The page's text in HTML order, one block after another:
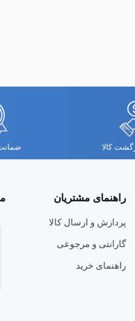
کالا
راهنمای مشتریان
پردازش و ارسال کالا
گارانتی و مرجوعی
راهنمای خرید